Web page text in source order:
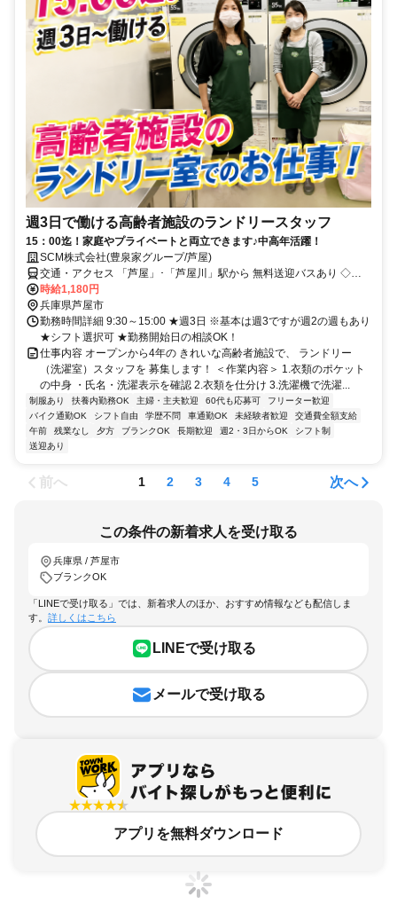
週3日で働ける高齢者施設のランドリースタッフ
15：00迄！家庭やプライベートと両立できます♪中高年活躍！
SCM株式会社(豊泉家グループ/芦屋)
交通・アクセス 「芦屋」･「芦屋川」駅から 無料送迎バスあり ◇車･
バイク通勤OK
時給1,180円
兵庫県芦屋市
勤務時間詳細 9:30～15:00 ★週3日 ※基本は週3ですが週2の週もあり
★シフト選択可 ★勤務開始日の相談OK！
仕事内容 オープンから4年の きれいな高齢者施設で、 ランドリー
（洗濯室）スタッフを 募集します！ ＜作業内容＞ 1.衣類のポケット
の中身 ・氏名・洗濯表示を確認 2.衣類を仕分け 3.洗濯機で洗濯...
制服あり 扶養内勤務OK 主婦・主夫歓迎 60代も応募可
フリーター歓迎
バイク通勤OK
シフト自由 学歴不問 車通勤OK 未経験者歓迎
交通費全額支給
午前
残業なし 夕方 ブランクOK 長期歓迎 週2・3日からOK
シフト制
送迎あり
前へ 1 2 3 4 5 次へ
この条件の新着求人を受け取る
兵庫県 / 芦屋市
ブランクOK
「LINEで受け取る」では、新着求人のほか、おすすめ情報なども配信しま
す。 詳しくはこちら
LINEで受け取る
メールで受け取る
アプリを無料ダウンロード